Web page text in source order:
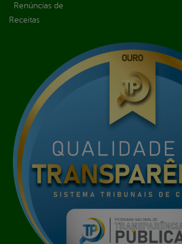
Renúncias de
Receitas